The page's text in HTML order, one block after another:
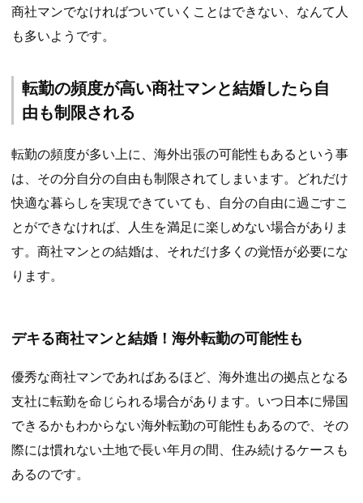
商社マンでなければついていくことはできない、なんて人
も多いようです。
転勤の頻度が高い商社マンと結婚したら自
由も制限される
転勤の頻度が多い上に、海外出張の可能性もあるという事
は、その分自分の自由も制限されてしまいます。どれだけ
快適な暮らしを実現できていても、自分の自由に過ごすこ
とができなければ、人生を満足に楽しめない場合がありま
す。商社マンとの結婚は、それだけ多くの覚悟が必要にな
ります。
デキる商社マンと結婚！海外転勤の可能性も
優秀な商社マンであればあるほど、海外進出の拠点となる
支社に転勤を命じられる場合があります。いつ日本に帰国
できるかもわからない海外転勤の可能性もあるので、その
際には慣れない土地で長い年月の間、住み続けるケースも
あるのです。